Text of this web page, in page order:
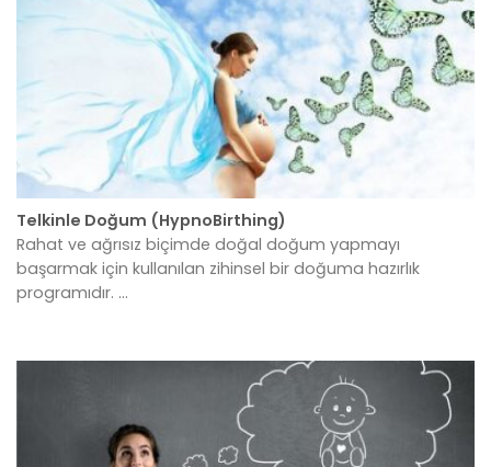
Telkinle Doğum (HypnoBirthing)
Rahat ve ağrısız biçimde doğal doğum yapmayı
başarmak için kullanılan zihinsel bir doğuma hazırlık
programıdır. ...